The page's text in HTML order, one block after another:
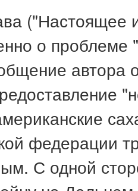
("Настоящее
о проблеме
автора
федерации
С одной